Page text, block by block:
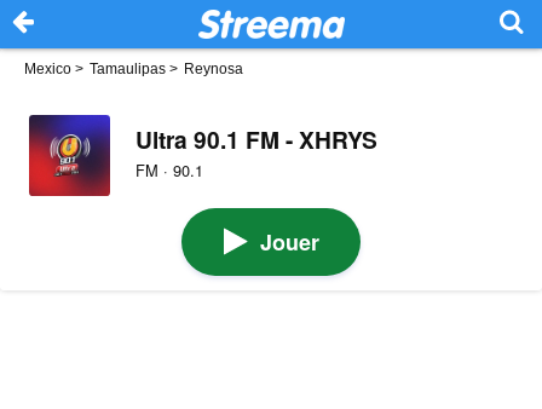
Mexico > Tamaulipas > Reynosa
Ultra 90.1 FM - XHRYS
FM · 90.1
Jouer